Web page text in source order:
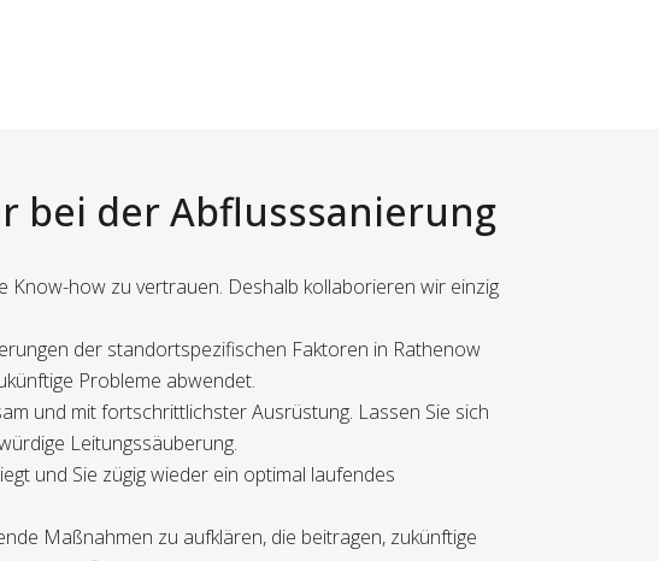
bei der Abflusssanierung
Know-how zu vertrauen. Deshalb kollaborieren wir einzig
der standortspezifischen Faktoren in Rathenow
Probleme abwendet.
und mit fortschrittlichster Ausrüstung. Lassen Sie sich
Leitungssäuberung.
und Sie zügig wieder ein optimal laufendes
Maßnahmen zu aufklären, die beitragen, zukünftige